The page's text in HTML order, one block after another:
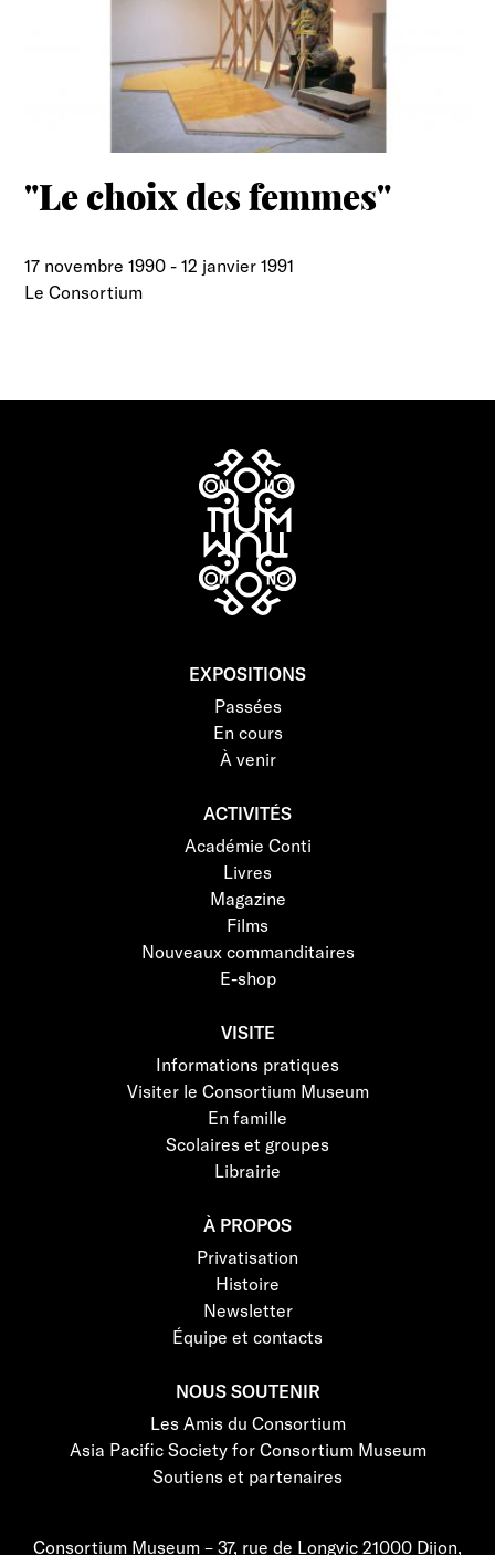
"Le choix des femmes"
17 novembre 1990 -12 janvier 1991
Le Consortium
EXPOSITIONS
Passées
En cours
À venir
ACTIVITÉS
Académie Conti
Livres
Magazine
Films
Nouveaux commanditaires
E-shop
VISITE
Informations pratiques
Visiter le Consortium Museum
En famille
Scolaires et groupes
Librairie
À PROPOS
Privatisation
Histoire
Newsletter
Équipe et contacts
NOUS SOUTENIR
Les Amis du Consortium
Asia Pacific Society for Consortium Museum
Soutiens et partenaires
Consortium Museum – 37, rue de Longvic 21000 Dijon,